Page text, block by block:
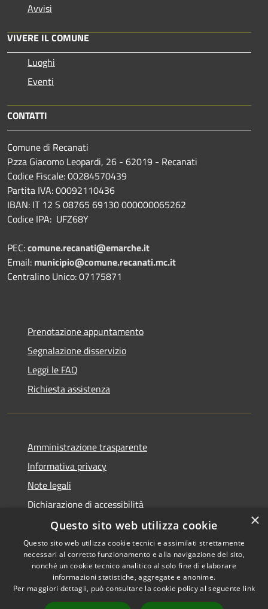
Avvisi
VIVERE IL COMUNE
Luoghi
Eventi
CONTATTI
Comune di Recanati
P.zza Giacomo Leopardi, 26 - 62019 - Recanati
Codice Fiscale: 00284570439
Partita IVA: 00092110436
IBAN: IT 12 S 08765 69130 000000065262
Codice IPA: UFZ68Y
PEC:comune.recanati@emarche.it
Email: municipio@comune.recanati.mc.it
Centralino Unico: 07175871
Prenotazione appuntamento
Segnalazione disservizio
Leggi le FAQ
Richiesta assistenza
Amministrazione trasparente
Informativa privacy
Note legali
Dichiarazione di accessibilità
Accessibilità
Privacy
Copyright © 2026 • Comune di
Recanati • Powered by
Municipium•Accesso
×
Questo sito web utilizza cookie
Questo sito web utilizza cookie tecnici e assimilati strettamente
necessari al corretto funzionamento e alla navigazione del sito,
nonché un cookie tecnico analitico al solo fine di elaborare
informazioni statistiche, aggregate e anonime.
Per maggiori dettagli, può consultare la cookie policy al seguente link